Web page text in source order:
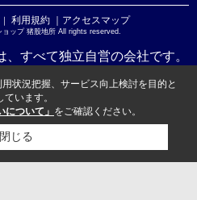
利用規約 ｜アクセスマップ
ップ 猪股地所 All rights reserved.
すべて独立自営の会社です。
状況把握、サービス向上検討を目的と
います。
について」 をご確認ください。
閉じる